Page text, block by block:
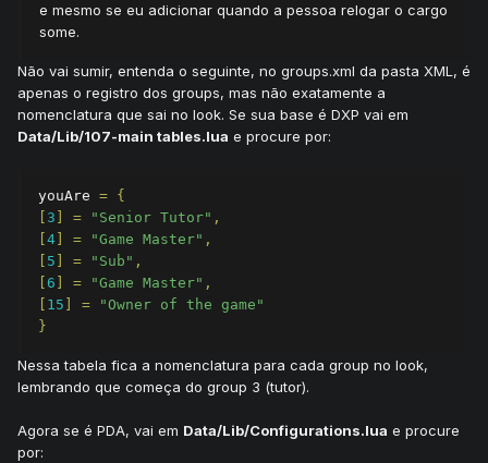
e mesmo se eu adicionar quando a pessoa relogar o cargo
some.
Não vai sumir, entenda o seguinte, no groups.xml da pasta XML, é
apenas o registro dos groups, mas não exatamente a
nomenclatura que sai no look. Se sua base é DXP vai em
Data/Lib/107-main tables.lua e procure por:
youAre = {
3 = "Senior Tutor" ,
4 = "Game Master" ,
5 = "Sub" ,
6 = "Game Master" ,
15 =
"Owner of the game"
}
Nessa tabela fica a nomenclatura para cada group no look,
lembrando que começa do group 3 (tutor).
Agora se é PDA, vai em Data/Lib/Configurations.lua e procure
por: